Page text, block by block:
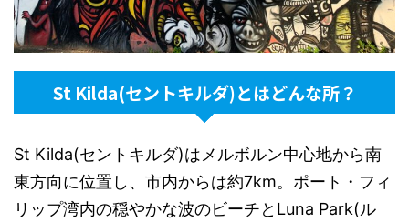
St Kilda(セントキルダ)とはどんな所？
St Kilda(セントキルダ)はメルボルン中心地から南
東方向に位置し、市内からは約7km。ポート・フィ
リップ湾内の穏やかな波のビーチとLuna Park(ル